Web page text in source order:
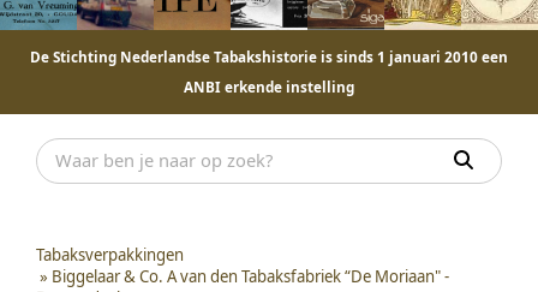
De Stichting Nederlandse Tabakshistorie is sinds 1 januari 2010 een
ANBI erkende instelling
Tabaksverpakkingen
» Biggelaar & Co. A van den Tabaksfabriek “De Moriaan" -